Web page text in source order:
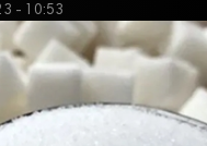
- 10:53